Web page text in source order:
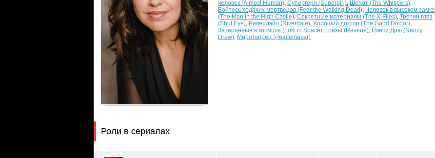
человек (Almost Human), Супергёрл (Supergirl), Шепот (The Whispers),
Бойтесь ходячих мертвецов (Fear the Walking Dead), Человек в высоком замке
(The Man in the High Castle), Секретные материалы (The X-Files), Третий глаз
(Shut Eye), Ривердэйл (Riverdale), Хороший доктор (The Good Doctor),
Затерянные в космосе (Lost in Space), Грезы (Reverie), Нэнси Дрю (Nancy
Drew), Миротворец (Peacemaker)
Роли в сериалах